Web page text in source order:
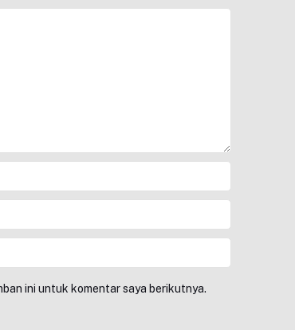
ini untuk komentar saya berikutnya.